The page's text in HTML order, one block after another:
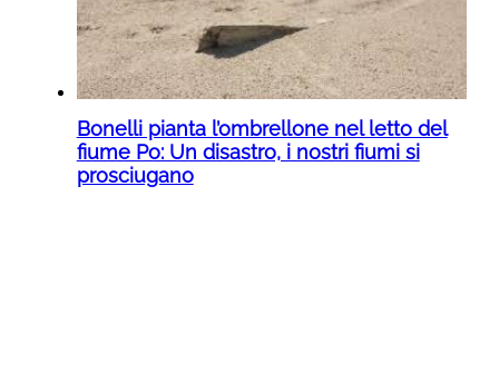
Bonelli pianta l’ombrellone nel letto del
fiume Po: Un disastro, i nostri fiumi si
prosciugano